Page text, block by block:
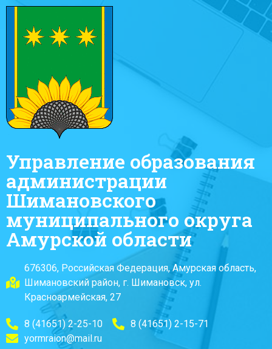
Управление образования
администрации
Шимановского
муниципального округа
Амурской области
676306, Российская Федерация, Амурская область,
Шимановский район, г. Шимановск, ул.
Красноармейская, 27
8 (41651) 2-25-10
8 (41651) 2-15-71
yormraion@mail.ru